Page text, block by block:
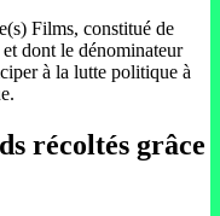
Films, constitué de
dont le dénominateur
à la lutte politique à
récoltés grâce